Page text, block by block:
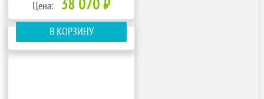
Цена: 38 070 ₽
В КОРЗИНУ